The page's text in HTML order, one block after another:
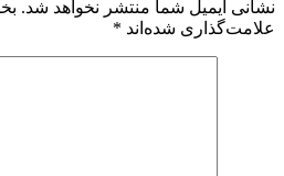
نشانی ایمیل شما منتشر نخواهد شد.
علامت‌گذاری شده‌اند *